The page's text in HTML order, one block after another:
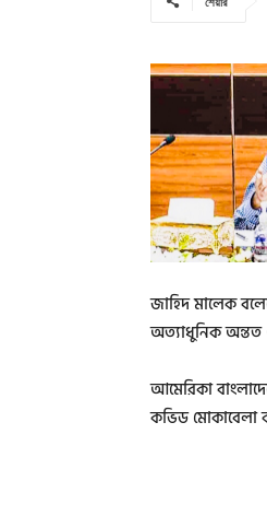
জাহিদ মালেক
অত্যাধুনিক অন্তত
আমেরিকা
কভিড মোকাবেলা